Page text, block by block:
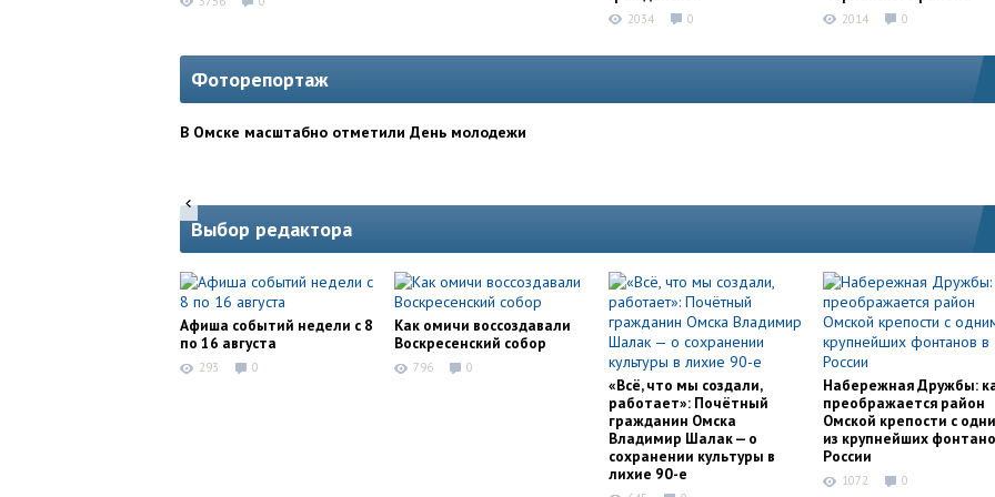
2034 0 2014 0
Фоторепортаж
В Омске масштабно отметили День молодежи
Выбор редактора
Афиша событий недели с 8
по 16 августа
293 0
Как омичи воссоздавали
Воскресенский собор
796 0
«Всё, что мы создали,
работает»: Почётный
гражданин Омска
Владимир Шалак — о
сохранении культуры в
лихие 90-е
Набережная Дружбы:
преображается район
Омской крепости с
из крупнейших
России
1072 0